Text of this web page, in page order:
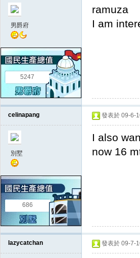
男爵府
5247
ramuza
I am
celinapang
別墅
686
發表於 09-6-
I also
now 16
lazycatchan 發表於 09-7-